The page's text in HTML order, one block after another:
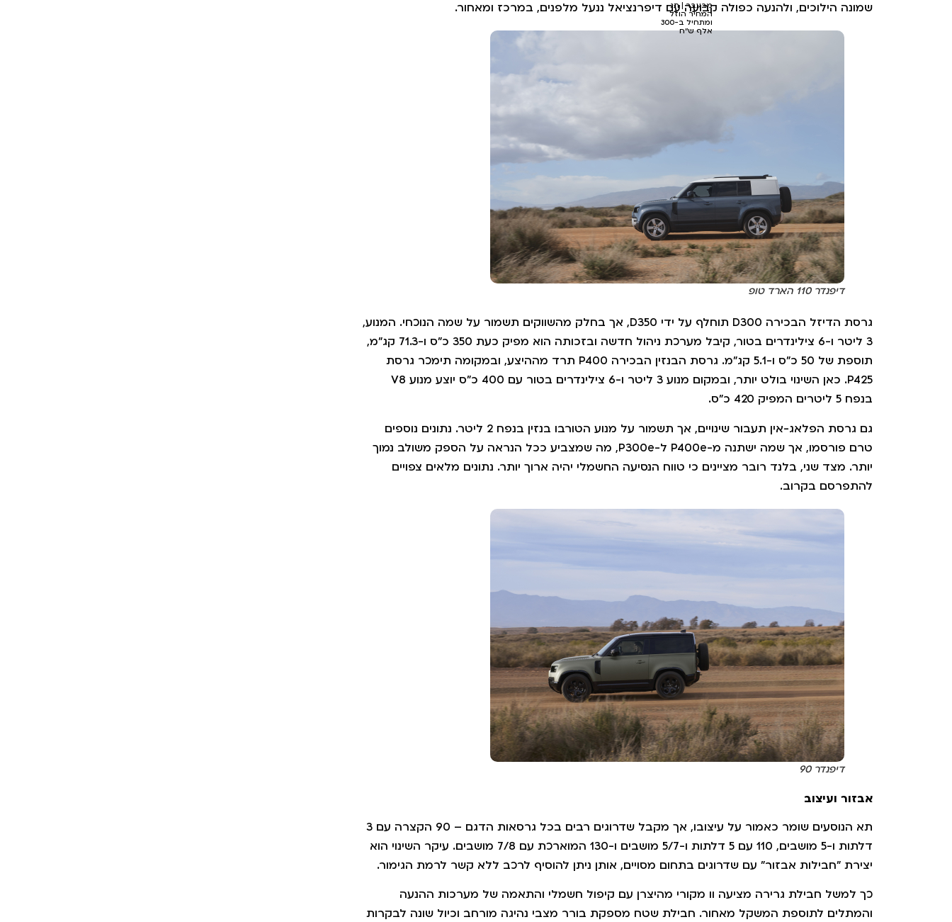
שמונה הילוכים, ולהנעה כפולה קבועה עם דיפרנציאל ננעל מלפנים, במרכז ומאחור.
דיפנדר 110 הארד טופ
גרסת הדיזל הבכירה D300 תוחלף על ידי D350, אך בחלק מהשווקים תשמור על שמה הנוכחי. המנוע,
3 ליטר ו-6 צילינדרים בטור, קיבל מערכת ניהול חדשה ובזכותה הוא מפיק כעת 350 כ"ס ו-71.3 קג"מ,
תוספת של 50 כ"ס ו-5.1 קג"מ. גרסת הבנזין הבכירה P400 תרד מההיצע, ובמקומה תימכר גרסת
P425. כאן השינוי בולט יותר, ובמקום מנוע 3 ליטר ו-6 צילינדרים בטור עם 400 כ"ס יוצע מנוע V8
בנפח 5 ליטרים המפיק 420 כ"ס.
גם גרסת הפלאג-אין תעבור שינויים, אך תשמור על מנוע הטורבו בנזין בנפח 2 ליטר. נתונים נוספים
טרם פורסמו, אך שמה ישתנה מ-P400e ל-P300e, מה שמצביע ככל הנראה על הספק משולב נמוך
יותר. מצד שני, בלנד רובר מציינים כי טווח הנסיעה החשמלי יהיה ארוך יותר. נתונים מלאים צפויים
להתפרסם בקרוב.
דיפנדר 90
אבזור ועיצוב
תא הנוסעים שומר כאמור על עיצובו, אך מקבל שדרוגים רבים בכל גרסאות הדגם – 90 הקצרה עם 3
דלתות ו-5 מושבים, 110 עם 5 דלתות ו-5/7 מושבים ו-130 המוארכת עם 7/8 מושבים. עיקר השינוי הוא
יצירת "חבילות אבזור" עם שדרוגים בתחום מסויים, אותן ניתן להוסיף לרכב ללא קשר לרמת הגימור.
כך למשל חבילת גרירה מציעה וו מקורי מהיצרן עם קיפול חשמלי והתאמה של מערכות ההנעה
והמתלים לתוספת המשקל מאחור. חבילת שטח מספקת בורר מצבי נהיגה מורחב וכיול שונה לבקרות
מבעבר | תג
המחיר הוזל
ומתחיל ב-300
אלף ש''ח